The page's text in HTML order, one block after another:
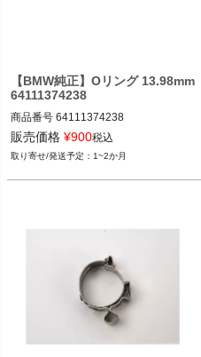
【BMW純正】Oリング 13.98mm
64111374238
商品番号 64111374238
64111374238
販売価格 ¥900税込
1~2か月